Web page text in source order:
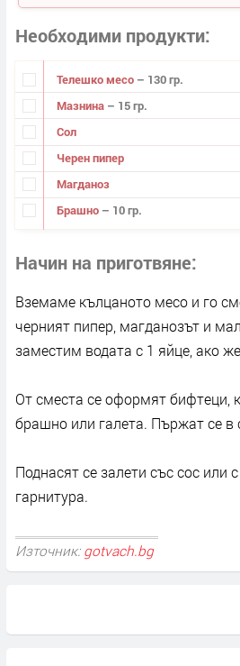
Необходими продукти
Телешко месо – 130 гр.
Мазнина – 15 гр.
Сол
Черен пипер
Магданоз
Брашно – 10 гр.
Начин на приготвяне
Вземаме кълцаното месо и го
черният пипер, магданозът и
заместим водата с 1 яйце, ако
От сместа се оформят бифтеци,
брашно или галета. Пържат се в
Поднасят се залети със сос или
гарнитура.
Източник: gotvach.bg